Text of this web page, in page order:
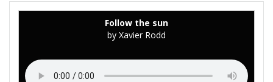
Follow the sun
by Xavier Rodd